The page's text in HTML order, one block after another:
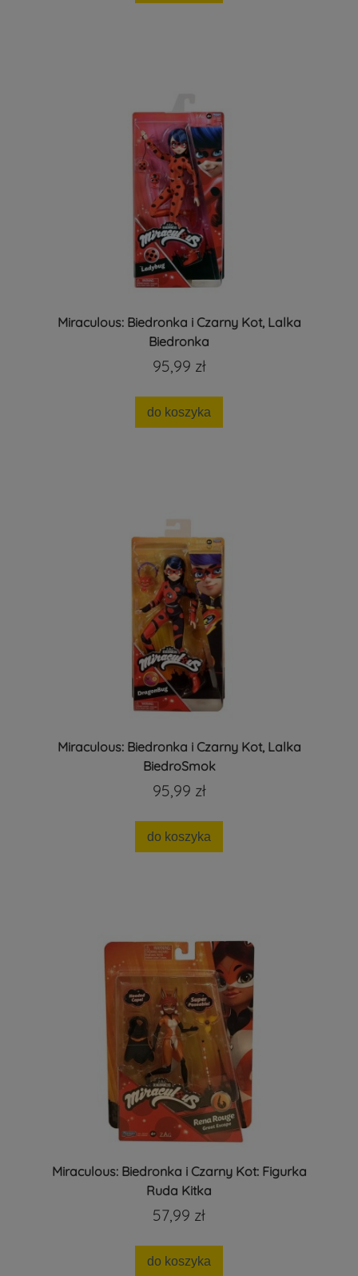
Miraculous: Biedronka i Czarny Kot, Lalka
Biedronka
95,99 zł
do koszyka
Miraculous: Biedronka i Czarny Kot, Lalka
BiedroSmok
95,99 zł
do koszyka
Miraculous: Biedronka i Czarny Kot: Figurka
Ruda Kitka
57,99 zł
do koszyka